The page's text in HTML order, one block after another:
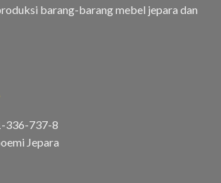
barang-barang mebel jepara dan
336-737-8
Jepara